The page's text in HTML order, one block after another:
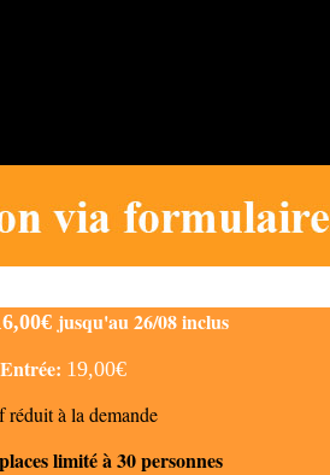
,00€ jusqu'au 26/08 inclus
Entrée: 19,00€
réduit à la demande
limité à 30 personnes